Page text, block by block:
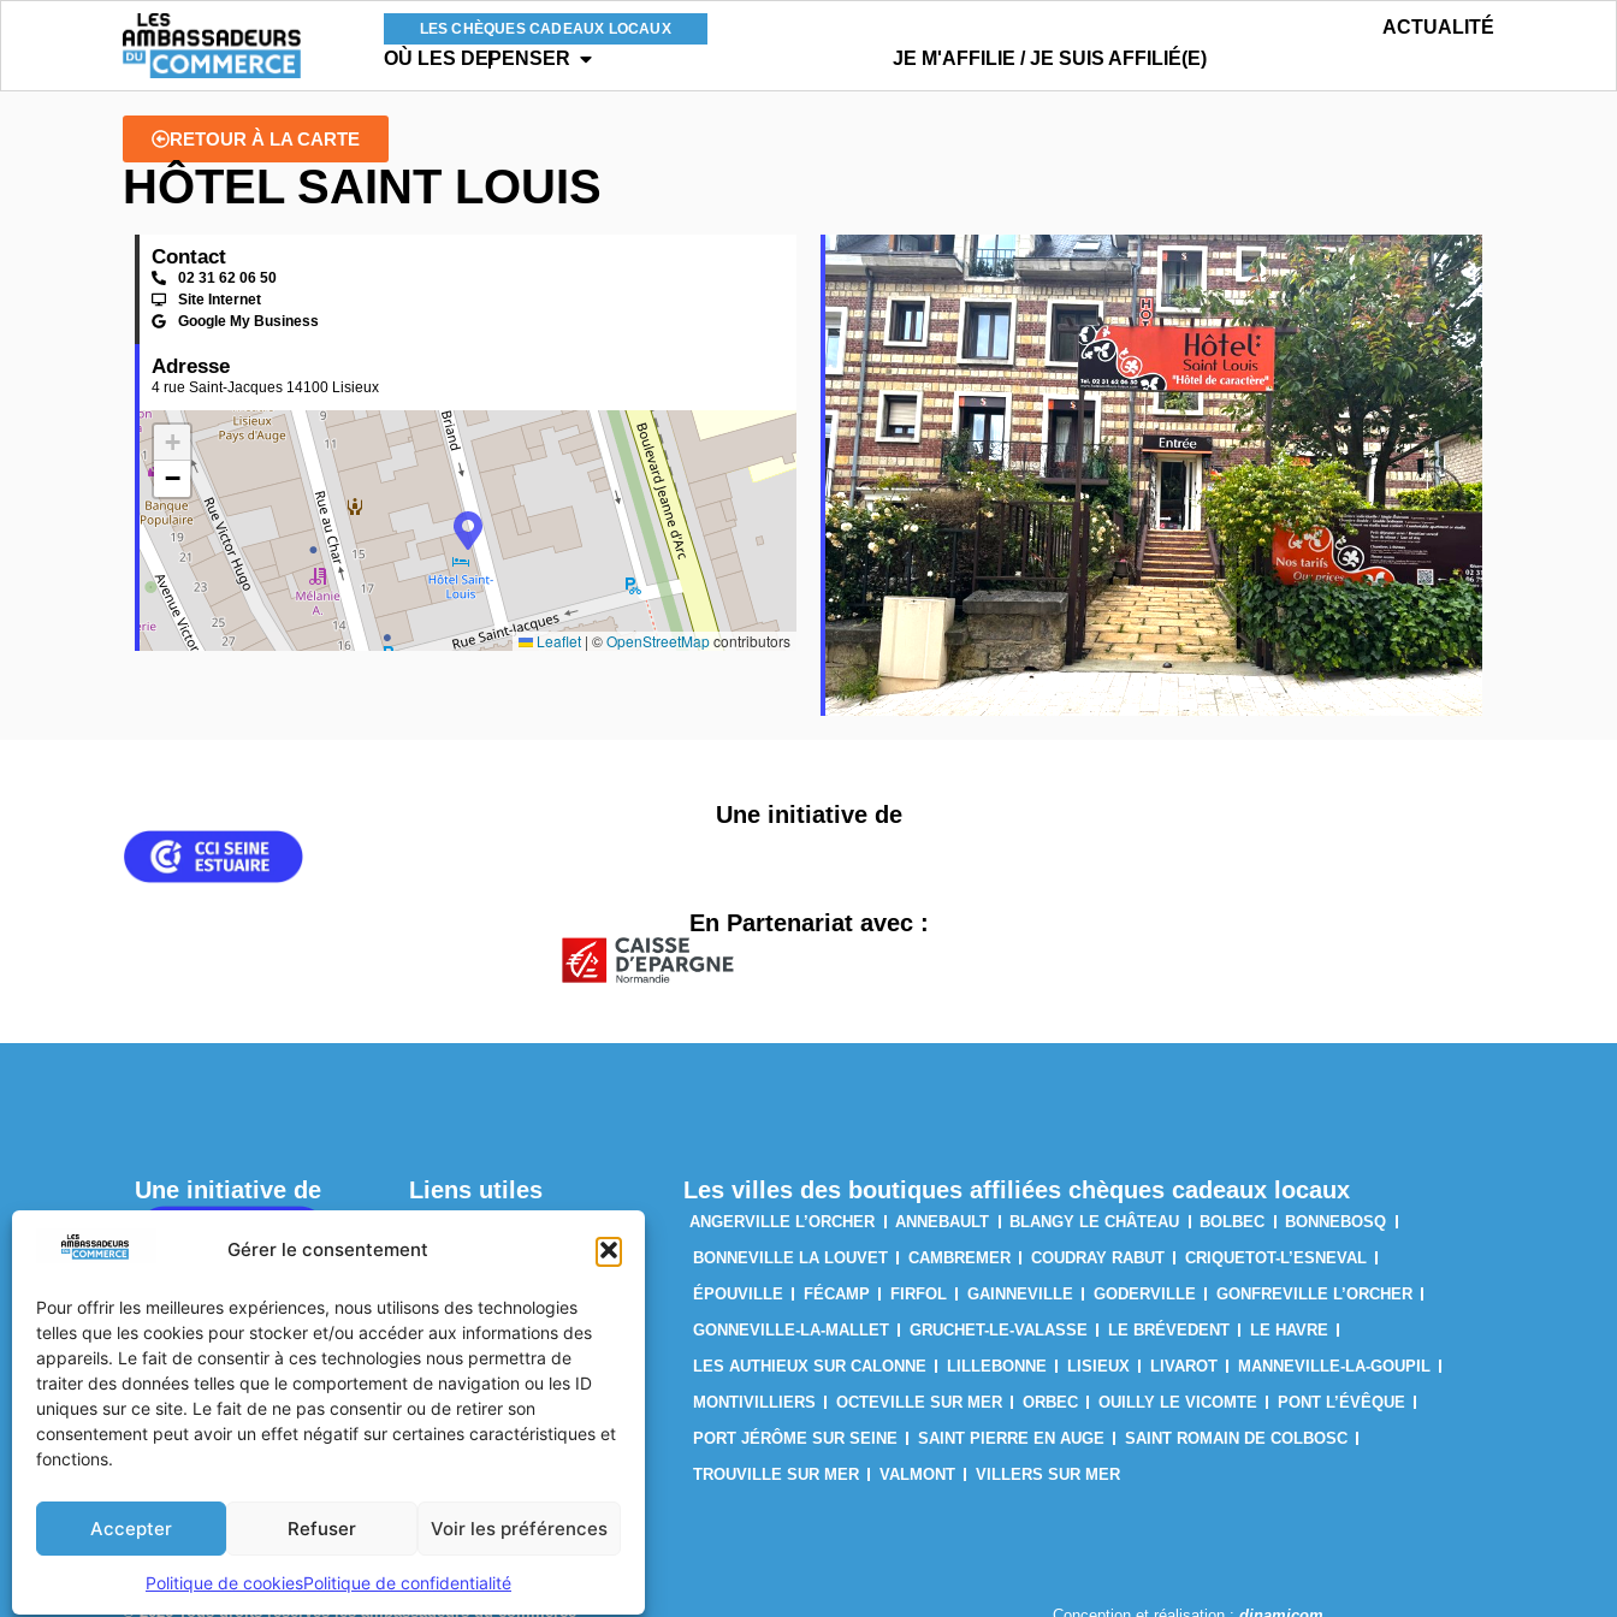
Gérer le consentement
Pour offrir les meilleures expériences, nous utilisons des technologies
telles que les cookies pour stocker et/ou accéder aux informations des
appareils. Le fait de consentir à ces technologies nous permettra de
traiter des données telles que le comportement de navigation ou les ID
uniques sur ce site. Le fait de ne pas consentir ou de retirer son
consentement peut avoir un effet négatif sur certaines caractéristiques et
fonctions.
Accepter Refuser Voir les préférences
Politique de cookiesPolitique de confidentialité
LES CHÈQUES CADEAUX LOCAUX
OÙ LES DEPENSER JE M'AFFILIE / JE SUIS AFFILIÉ(E)
ACTUALITÉ
RETOUR À LA CARTE
HÔTEL SAINT LOUIS
Contact
02 31 62 06 50
Site Internet
Google My Business
Adresse
4 rue Saint-Jacques 14100 Lisieux
+
−
Leaflet | ©OpenStreetMapcontributors
Une initiative de
En Partenariat avec :
Une initiative de Liens utiles
PAR VILLES
JE M’AFFILIE / JE SUIS
AFFILIÉ(E)
Les villes des boutiques affiliées chèques cadeaux locaux
ANGERVILLE L’ORCHER ANNEBAULT BLANGY LE CHÂTEAU BOLBEC
BONNEBOSQ
BONNEVILLE LA LOUVET
CAMBREMER COUDRAY RABUT
CRIQUETOT-L’ESNEVAL
ÉPOUVILLE
FÉCAMP FIRFOL GAINNEVILLE GODERVILLE
GONFREVILLE L’ORCHER
GONNEVILLE-LA-MALLET
GRUCHET-LE-VALASSE LE BRÉVEDENT
LE HAVRE
LES AUTHIEUX SUR CALONNE
LILLEBONNE LISIEUX LIVAROT
MANNEVILLE-LA-GOUPIL
MONTIVILLIERS
OCTEVILLE SUR MER ORBEC OUILLY LE VICOMTE
PONT L’ÉVÊQUE
PORT JÉRÔME SUR SEINE
SAINT PIERRE EN AUGE
SAINT ROMAIN DE COLBOSC
TROUVILLE SUR MER
VALMONT VILLERS SUR MER
© 2026 Tous droits réservés les ambassadeurs du commerce